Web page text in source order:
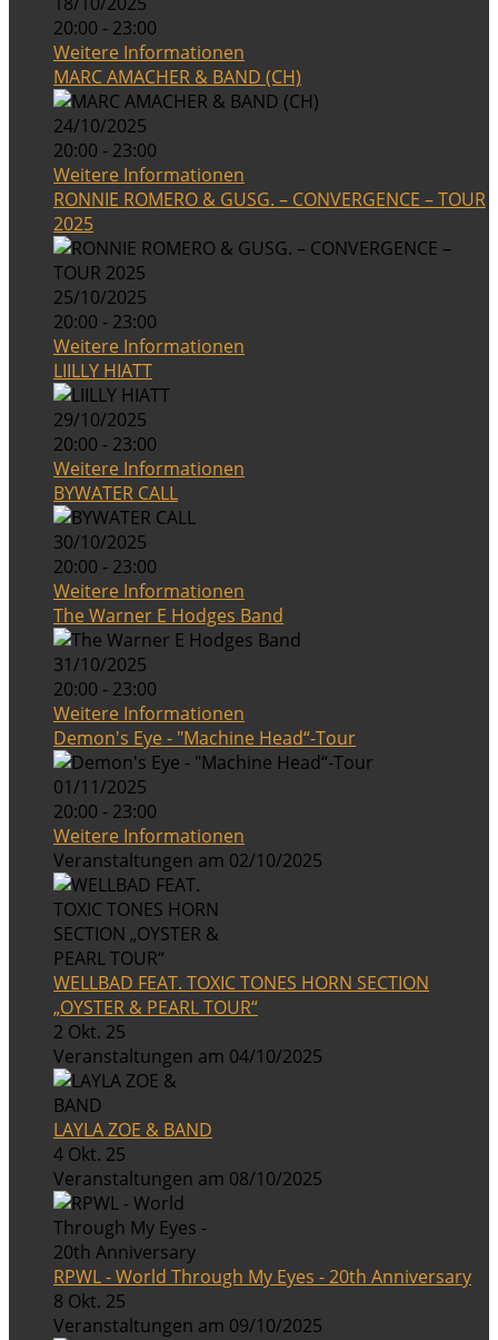
20:00 - 23:00
Weitere Informationen
MARC AMACHER & BAND (CH)
24/10/2025
20:00 - 23:00
Weitere Informationen
RONNIE ROMERO & GUSG. – CONVERGENCE – TOUR
2025
25/10/2025
20:00 - 23:00
Weitere Informationen
LIILLY HIATT
29/10/2025
20:00 - 23:00
Weitere Informationen
BYWATER CALL
30/10/2025
20:00 - 23:00
Weitere Informationen
The Warner E Hodges Band
31/10/2025
20:00 - 23:00
Weitere Informationen
Demon's Eye - "Machine Head“-Tour
01/11/2025
20:00 - 23:00
Weitere Informationen
Veranstaltungen am 02/10/2025
WELLBAD FEAT. TOXIC TONES HORN SECTION
„OYSTER & PEARL TOUR“
2 Okt. 25
Veranstaltungen am 04/10/2025
LAYLA ZOE & BAND
4 Okt. 25
Veranstaltungen am 08/10/2025
RPWL - World Through My Eyes - 20th Anniversary
8 Okt. 25
Veranstaltungen am 09/10/2025